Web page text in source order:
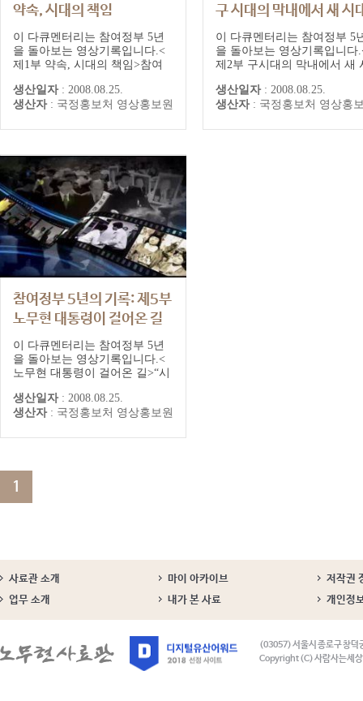
약속, 시대의 책임
이 다큐멘터리는 참여정부 5년
을 돌아보는 영상기록입니다.<
제1부 약속, 시대의 책임>참여
‘통합’이었다.지난 5년 동안 과
연 이 공약은 얼마나 실천됐는지
본다.
생산일자 : 2008.08.25.
생산자 : 국정홍보처 영상홍보원
구 시대의 막내에서 새 시
의 맏이로
이 다큐멘터리는 참여정부 5
을 돌아보는 영상기록입니다
제2부 구시대의 막내에서 새
쟁과 시비의 연속이었다.그
의 본질은 무엇이며, 참여정
해나가는 과정에서 제시한 ‘
생산일자 : 2008.08.25.
생산자 : 국정홍보처 영상홍
참여정부 5년의 기록: 제5부
노무현 대통령이 걸어온 길
이 다큐멘터리는 참여정부 5년
을 돌아보는 영상기록입니다.<
노무현 대통령이 걸어온 길>“시
않았다”대통령이 말하는 대통령
자신의 이야기.대통령의 정치 역
에 대한 이야기를 통해우리는 또
다.
생산일자 : 2008.08.25.
생산자 : 국정홍보처 영상홍보원
1
사료관 소개 마이 아카이브
저작권
업무 소개
내가 본 사료 개인정
(03057) 서울시 종로구 창덕
Copyright (C) 사람사는세